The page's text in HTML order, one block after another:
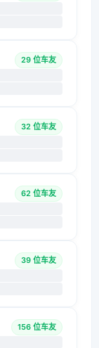
29 位车友
32 位车友
62 位车友
39 位车友
156 位车友